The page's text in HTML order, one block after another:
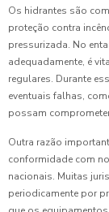
Os hidrantes são
proteção contra
pressurizada. No
adequadamente, é
regulares. Durante
eventuais falhas,
possam
Outra razão
conformidade com
nacionais. Muitas
periodicamente por